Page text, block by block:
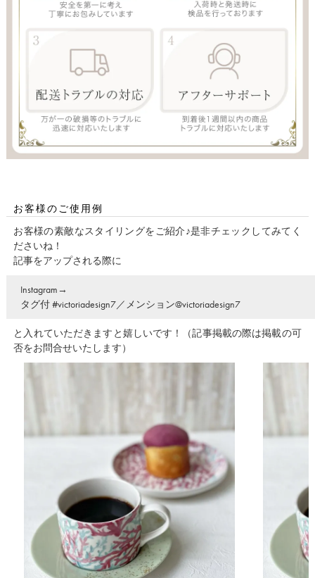
お客様のご使用例
お客様の素敵なスタイリングをご紹介♪是非チェックしてみてく
ださいね！
記事をアップされる際に
Instagram→
タグ付 #victoriadesign7／メンション@victoriadesign7
と入れていただきますと嬉しいです！（記事掲載の際は掲載の可
否をお問合せいたします）